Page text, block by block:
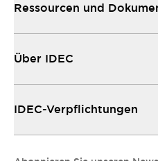
Ressourcen und
Über IDEC
IDEC-Verpflichtungen